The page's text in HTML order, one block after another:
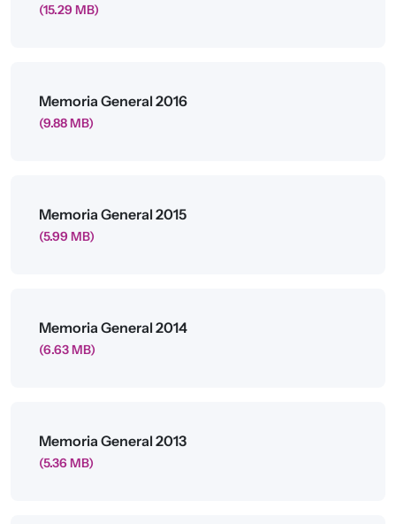
(15.29 MB)
Archivo
Memoria General 2016
(9.88 MB)
Archivo
Memoria General 2015
(5.99 MB)
Archivo
Memoria General 2014
(6.63 MB)
Archivo
Memoria General 2013
(5.36 MB)